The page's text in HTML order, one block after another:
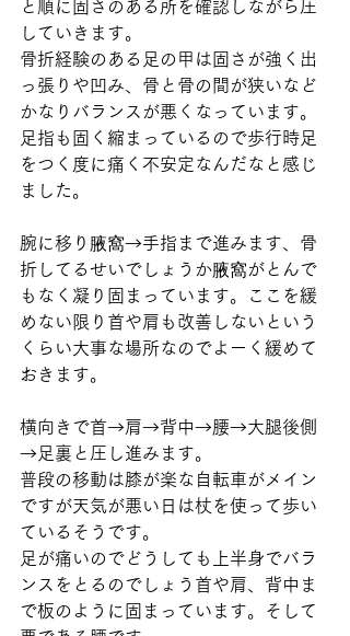
と順に固さのある所を確認しながら圧
していきます。
骨折経験のある足の甲は固さが強く出
っ張りや凹み、骨と骨の間が狭いなど
かなりバランスが悪くなっています。
足指も固く縮まっているので歩行時足
をつく度に痛く不安定なんだなと感じ
ました。
腕に移り腋窩→手指まで進みます、骨
折してるせいでしょうか腋窩がとんで
もなく凝り固まっています。ここを緩
めない限り首や肩も改善しないという
くらい大事な場所なのでよーく緩めて
おきます。
横向きで首→肩→背中→腰→大腿後側
→足裏と圧し進みます。
普段の移動は膝が楽な自転車がメイン
ですが天気が悪い日は杖を使って歩い
ているそうです。
足が痛いのでどうしても上半身でバラ
ンスをとるのでしょう首や肩、背中ま
で板のように固まっています。そして